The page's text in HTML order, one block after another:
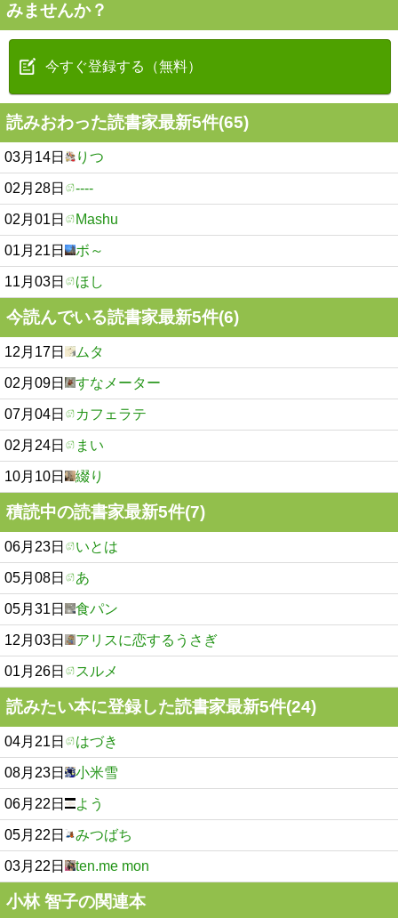
みませんか？
今すぐ登録する（無料）
読みおわった読書家最新5件(65)
03月14日 りつ
02月28日 ----
02月01日 Mashu
01月21日 ボ～
11月03日 ほし
今読んでいる読書家最新5件(6)
12月17日 ムタ
02月09日 すなメーター
07月04日 カフェラテ
02月24日 まい
10月10日 綴り
積読中の読書家最新5件(7)
06月23日 いとは
05月08日 あ
05月31日 食パン
12月03日 アリスに恋するうさぎ
01月26日 スルメ
読みたい本に登録した読書家最新5件(24)
04月21日 はづき
08月23日 小米雪
06月22日 よう
05月22日 みつばち
03月22日 ten.me mon
小林 智子の関連本